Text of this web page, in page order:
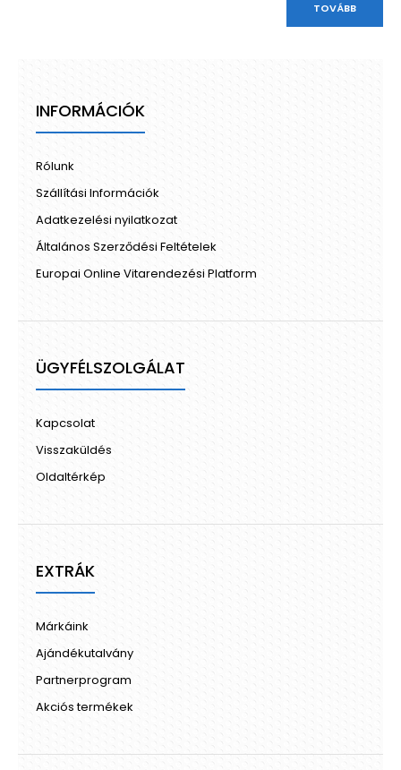
TOVÁBB
INFORMÁCIÓK
Rólunk
Szállítási Információk
Adatkezelési nyilatkozat
Általános Szerződési Feltételek
Europai Online Vitarendezési Platform
ÜGYFÉLSZOLGÁLAT
Kapcsolat
Visszaküldés
Oldaltérkép
EXTRÁK
Márkáink
Ajándékutalvány
Partnerprogram
Akciós termékek